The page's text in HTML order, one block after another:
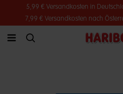
5,99 € Versandkosten in
7,99 € Versandkosten nach
link.header.menu.label
simplesearch.search.label